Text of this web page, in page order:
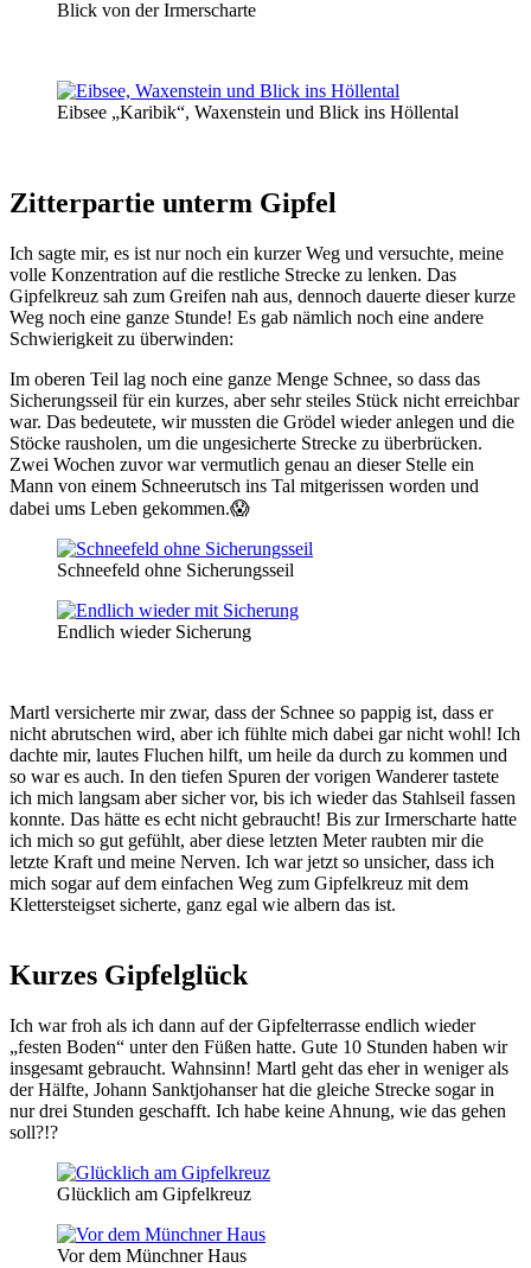
Blick von der Irmerscharte
Eibsee „Karibik“, Waxenstein und Blick ins Höllental
Zitterpartie unterm Gipfel
Ich sagte mir, es ist nur noch ein kurzer Weg und versuchte, meine
volle Konzentration auf die restliche Strecke zu lenken. Das
Gipfelkreuz sah zum Greifen nah aus, dennoch dauerte dieser kurze
Weg noch eine ganze Stunde! Es gab nämlich noch eine andere
Schwierigkeit zu überwinden:
Im oberen Teil lag noch eine ganze Menge Schnee, so dass das
Sicherungsseil für ein kurzes, aber sehr steiles Stück nicht erreichbar
war. Das bedeutete, wir mussten die Grödel wieder anlegen und die
Stöcke rausholen, um die ungesicherte Strecke zu überbrücken.
Zwei Wochen zuvor war vermutlich genau an dieser Stelle ein
Mann von einem Schneerutsch ins Tal mitgerissen worden und
dabei ums Leben gekommen.😱
Schneefeld ohne Sicherungsseil
Endlich wieder Sicherung
Martl versicherte mir zwar, dass der Schnee so pappig ist, dass er
nicht abrutschen wird, aber ich fühlte mich dabei gar nicht wohl! Ich
dachte mir, lautes Fluchen hilft, um heile da durch zu kommen und
so war es auch. In den tiefen Spuren der vorigen Wanderer tastete
ich mich langsam aber sicher vor, bis ich wieder das Stahlseil fassen
konnte. Das hätte es echt nicht gebraucht! Bis zur Irmerscharte hatte
ich mich so gut gefühlt, aber diese letzten Meter raubten mir die
letzte Kraft und meine Nerven. Ich war jetzt so unsicher, dass ich
mich sogar auf dem einfachen Weg zum Gipfelkreuz mit dem
Klettersteigset sicherte, ganz egal wie albern das ist.
Kurzes Gipfelglück
Ich war froh als ich dann auf der Gipfelterrasse endlich wieder
„festen Boden“ unter den Füßen hatte. Gute 10 Stunden haben wir
insgesamt gebraucht. Wahnsinn! Martl geht das eher in weniger als
der Hälfte, Johann Sanktjohanser hat die gleiche Strecke sogar in
nur drei Stunden geschafft. Ich habe keine Ahnung, wie das gehen
soll?!?
Glücklich am Gipfelkreuz
Vor dem Münchner Haus